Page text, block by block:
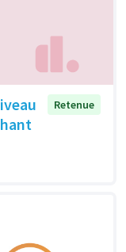
Retenue